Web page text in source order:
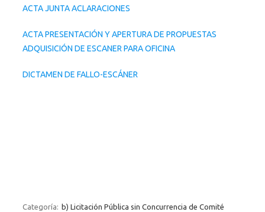
ACTA JUNTA ACLARACIONES
ACTA PRESENTACIÓN Y APERTURA DE PROPUESTAS
ADQUISICIÓN DE ESCANER PARA OFICINA
DICTAMEN DE FALLO-ESCÁNER
Categoría: b) Licitación Pública sin Concurrencia de Comité